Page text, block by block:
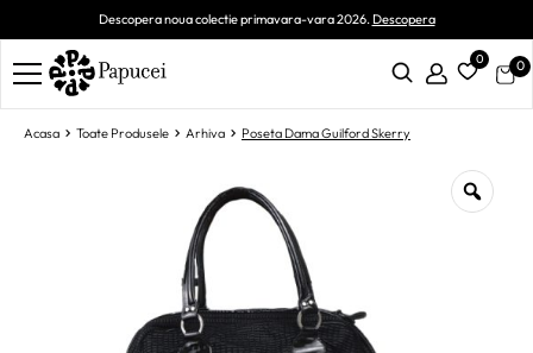
Descopera noua colectie primavara-vara 2026.Descopera
0 0
Acasa Toate Produsele Arhiva Poseta Dama Guilford Skerry